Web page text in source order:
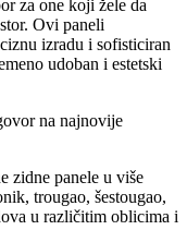
za one koji žele da
Ovi paneli
izradu i sofisticiran
udoban i estetski
na najnovije
zidne panele u više
trougao, šestougao,
u različitim oblicima i